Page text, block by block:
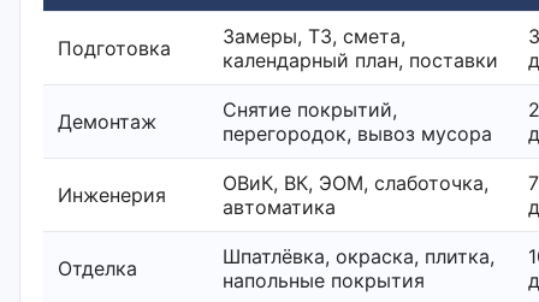
Подготовка
Замеры, ТЗ, смета,
календарный план, поставки
Демонтаж
Снятие покрытий,
перегородок, вывоз мусора
Инженерия
ОВиК, ВК, ЭОМ, слаботочка,
автоматика
Отделка
Шпатлёвка, окраска, плитка,
напольные покрытия